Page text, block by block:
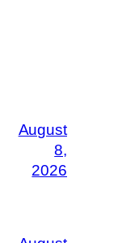
August
8,
2026